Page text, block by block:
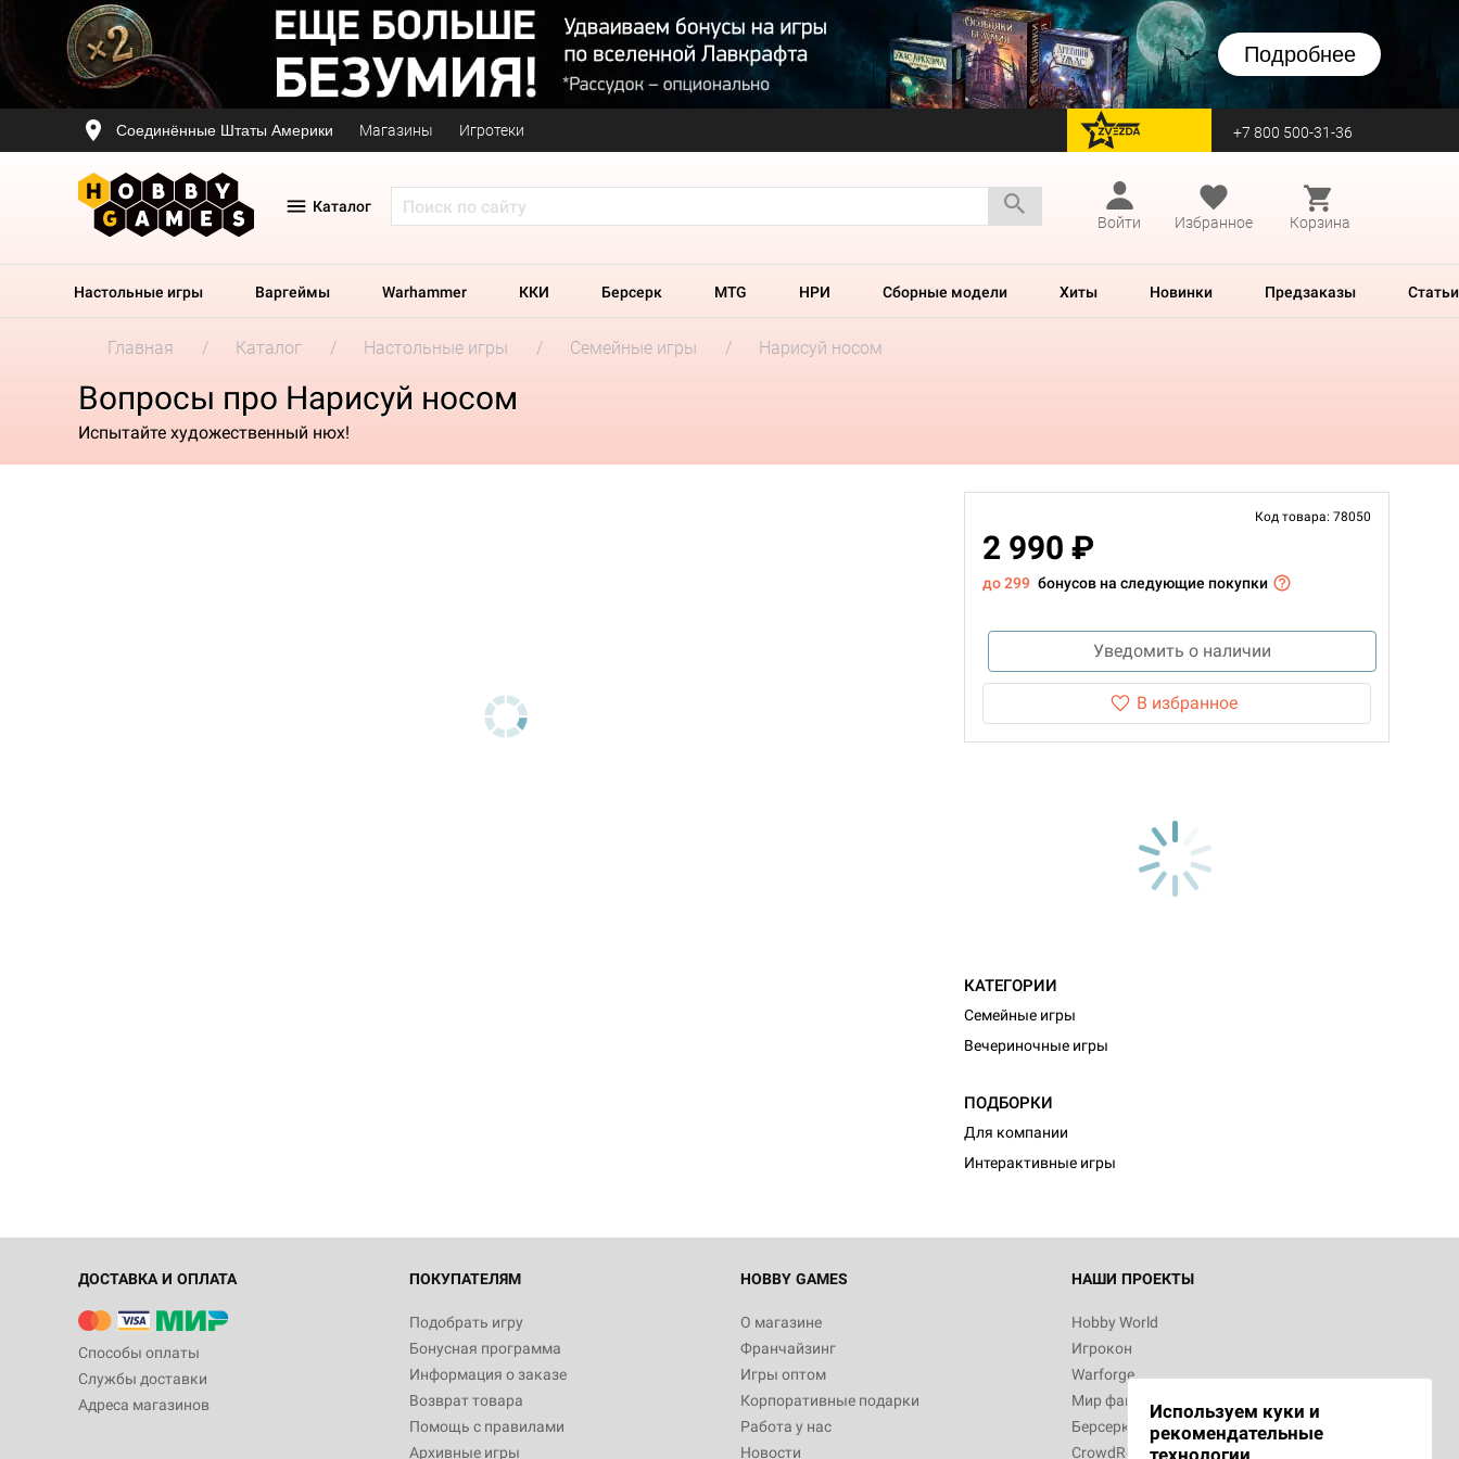
Подробнее
Соединённые Штаты Америки Магазины Игротеки перейти на Zvezda +7 800 500-31-36
Каталог
Войти
Избранное Корзина
Настольные игры Варгеймы Warhammer ККИ Берсерк MTG НРИ Сборные модели Хиты Новинки Предзаказы Статьи
Главная Каталог Настольные игры Семейные игры Нарисуй носом
Вопросы про Нарисуй носом
Испытайте художественный нюх!
Код товара: 78050
2 990 ₽
до 299 бонусов на следующие покупки
Уведомить о наличии
В избранное
КАТЕГОРИИ
Семейные игры
Вечериночные игры
ПОДБОРКИ
Для компании
Интерактивные игры
ДОСТАВКА И ОПЛАТА
Способы оплаты
Службы доставки
Адреса магазинов
ПОКУПАТЕЛЯМ
Подобрать игру
Бонусная программа
Информация о заказе
Возврат товара
Помощь с правилами
Архивные игры
HOBBY GAMES
О магазине
Франчайзинг
Игры оптом
Корпоративные подарки
Работа у нас
Новости
НАШИ ПРОЕКТЫ
Hobby World
Игрокон
Warforge
Мир фантастики
Берсерк
CrowdRepublic
Используем куки и
рекомендательные
технологии